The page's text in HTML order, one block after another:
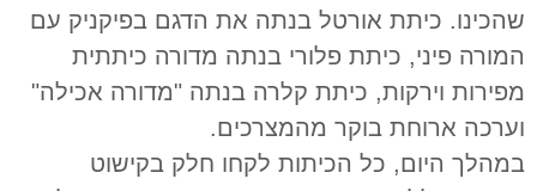
שהכינו. כיתת אורטל בנתה את הדגם בפיקניק עם
המורה פיני, כיתת פלורי בנתה מדורה כיתתית
מפירות וירקות, כיתת קלרה בנתה "מדורה אכילה"
וערכה ארוחת בוקר מהמצרכים.
במהלך היום, כל הכיתות לקחו חלק בקישוט